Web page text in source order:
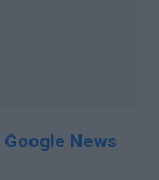
Google News